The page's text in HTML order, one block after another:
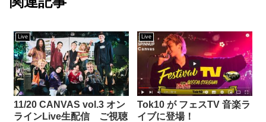
Live
11/20 CANVAS vol.3 オン
ラインLive生配信 ご視聴
Live
Tok10 が フェスTV 音楽ラ
イブに登場！